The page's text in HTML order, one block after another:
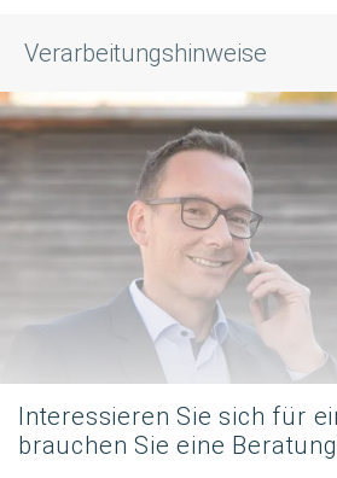
Verarbeitungshinweise
Interessieren Sie sich für
brauchen Sie eine